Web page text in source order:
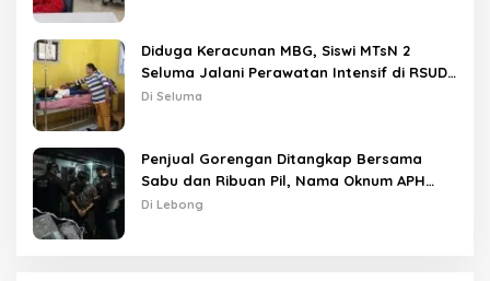
Diduga Keracunan MBG, Siswi MTsN 2
Seluma Jalani Perawatan Intensif di RSUD
Tais
Di Seluma
Penjual Gorengan Ditangkap Bersama
Sabu dan Ribuan Pil, Nama Oknum APH
Disebut Saat Interogasi
Di Lebong